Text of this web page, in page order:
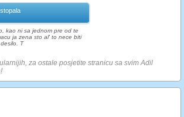
kao ni sa jednom pre od te
ja zena sto al' to nece biti
T
za ostale posjetite stranicu sa svim Adil